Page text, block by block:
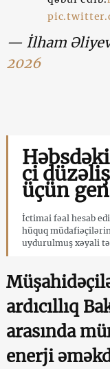
— İlham
2026
ci
üçün
İctimai fəal hesab
hüquq
uydurulmuş xəyali
ardıcıllıq
arasında
enerji